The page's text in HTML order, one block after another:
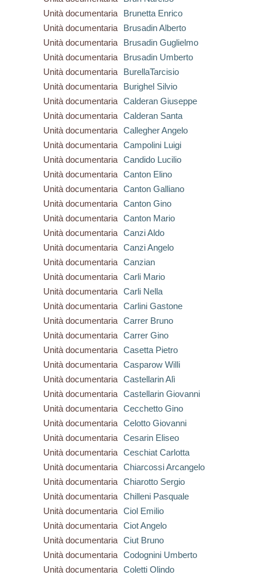
Unità documentaria
Brunetta Enrico
Unità documentaria
Brusadin Alberto
Unità documentaria
Brusadin Guglielmo
Unità documentaria
Brusadin Umberto
Unità documentaria
BurellaTarcisio
Unità documentaria
Burighel Silvio
Unità documentaria
Calderan Giuseppe
Unità documentaria
Calderan Santa
Unità documentaria
Callegher Angelo
Unità documentaria
Campolini Luigi
Unità documentaria
Candido Lucilio
Unità documentaria
Canton Elino
Unità documentaria
Canton Galliano
Unità documentaria
Canton Gino
Unità documentaria
Canton Mario
Unità documentaria
Canzi Aldo
Unità documentaria
Canzi Angelo
Unità documentaria
Canzian
Unità documentaria
Carli Mario
Unità documentaria
Carli Nella
Unità documentaria
Carlini Gastone
Unità documentaria
Carrer Bruno
Unità documentaria
Carrer Gino
Unità documentaria
Casetta Pietro
Unità documentaria
Casparow Willi
Unità documentaria
Castellarin Alì
Unità documentaria
Castellarin Giovanni
Unità documentaria
Cecchetto Gino
Unità documentaria
Celotto Giovanni
Unità documentaria
Cesarin Eliseo
Unità documentaria
Ceschiat Carlotta
Unità documentaria
Chiarcossi Arcangelo
Unità documentaria
Chiarotto Sergio
Unità documentaria
Chilleni Pasquale
Unità documentaria
Ciol Emilio
Unità documentaria
Ciot Angelo
Unità documentaria
Ciut Bruno
Unità documentaria
Codognini Umberto
Unità documentaria
Coletti Olindo